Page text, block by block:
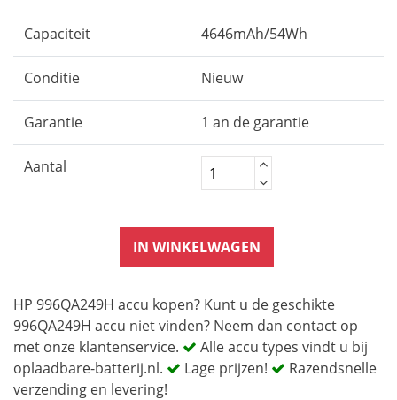
Capaciteit 4646mAh/54Wh
Conditie Nieuw
Garantie 1 an de garantie
Aantal
IN WINKELWAGEN
HP 996QA249H accu kopen? Kunt u de geschikte
996QA249H accu niet vinden? Neem dan contact op
met onze klantenservice.
Alle accu types vindt u bij
oplaadbare-batterij.nl.
Lage prijzen!
Razendsnelle
verzending en levering!